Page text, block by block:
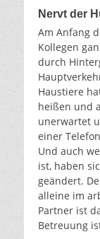
Nervt der
Am Anfang
Kollegen
durch
Haustiere
heißen und
unerwartet
einer
Und auch
ist, haben
geändert.
alleine im
Partner ist
Betreuung